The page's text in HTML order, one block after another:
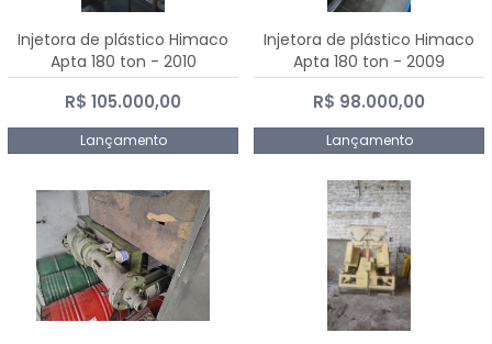
Injetora de plástico Himaco
Apta 180 ton - 2010
R$ 105.000,00
Lançamento
Injetora de plástico Himaco
Apta 180 ton - 2009
R$ 98.000,00
Lançamento